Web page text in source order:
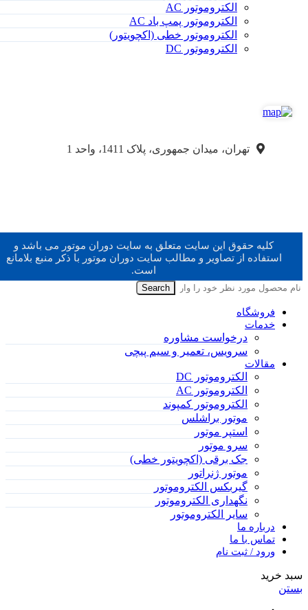
الکتروموتور AC
الکتروموتور پمپ باد AC
الکتروموتور خطی (اکچویتور)
الکتروموتور DC
تهران، میدان جمهوری، پلاک 1411، واحد 1
کلیه حقوق این سایت متعلق به سایت دوران موتور می باشد و
استفاده از تصاویر و مطالب سایت دوران موتور با ذکر منبع بلامانع
است.
Search
فروشگاه
خدمات
درخواست مشاوره
سرویس، تعمیر و سیم پیچی
مقالات
الکتروموتور DC
الکتروموتور AC
الکتروموتور کمپوند
موتور براشلس
استپر موتور
سرو موتور
جک برقی (اکچویتور خطی)
موتور ژنراتور
گیربکس الکتروموتور
نگهداری الکتروموتور
سایر الکتروموتور
درباره ما
تماس با ما
ورود / ثبت نام
سبد خرید
بستن